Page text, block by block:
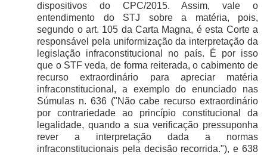
dispositivos do CPC/2015. Assim, vale o
entendimento do STJ sobre a matéria, pois,
segundo o art. 105 da Carta Magna, é esta Corte a
responsável pela uniformização da interpretação da
legislação infraconstitucional no país. É por isso
que o STF veda, de forma reiterada, o cabimento de
recurso extraordinário para apreciar matéria
infraconstitucional, a exemplo do enunciado nas
Súmulas n. 636 ("Não cabe recurso extraordinário
por contrariedade ao princípio constitucional da
legalidade, quando a sua verificação pressuponha
rever a interpretação dada a normas
infraconstitucionais pela decisão recorrida."), e 638